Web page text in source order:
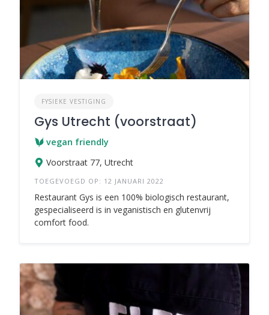
FYSIEKE VESTIGING
Gys Utrecht (voorstraat)
vegan friendly
Voorstraat 77, Utrecht
TOEGEVOEGD OP: 12 JANUARI 2022
Restaurant Gys is een 100% biologisch restaurant,
gespecialiseerd is in veganistisch en glutenvrij
comfort food.